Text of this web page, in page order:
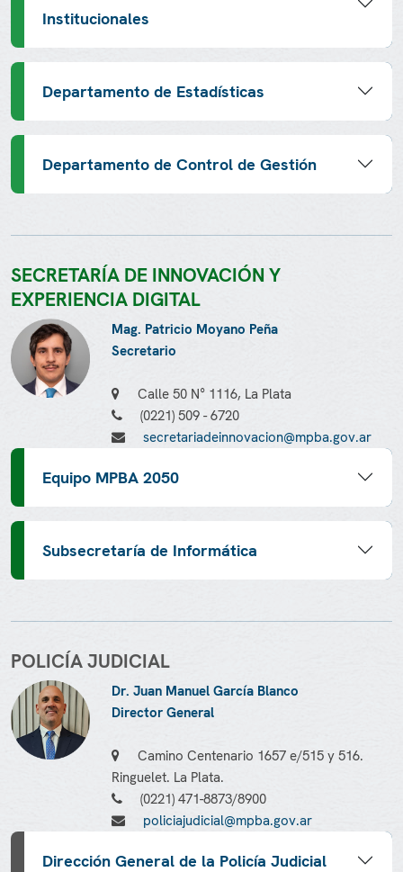
Institucionales
Departamento de Estadísticas
Departamento de Control de Gestión
SECRETARÍA DE INNOVACIÓN Y
EXPERIENCIA DIGITAL
Mag. Patricio Moyano Peña
Secretario
Calle 50 N° 1116, La Plata
(0221) 509 - 6720
secretariadeinnovacion@mpba.gov.ar
Equipo MPBA 2050
Subsecretaría de Informática
POLICÍA JUDICIAL
Dr. Juan Manuel García Blanco
Director General
Camino Centenario 1657 e/515 y 516.
Ringuelet. La Plata.
(0221) 471-8873/8900
policiajudicial@mpba.gov.ar
Dirección General de la Policía Judicial